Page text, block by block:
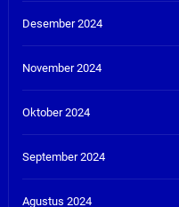
Desember 2024
November 2024
Oktober 2024
September 2024
Agustus 2024